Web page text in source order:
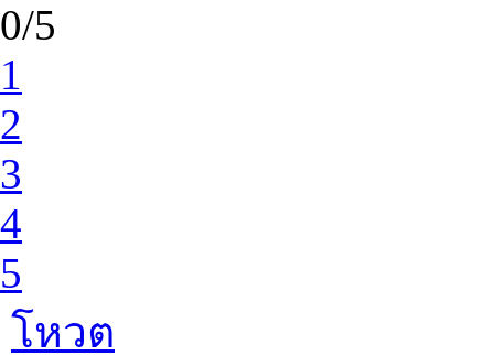
0/5
1
2
3
4
5
โหวต